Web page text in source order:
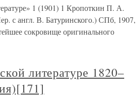
1 (1901) 1 Кропоткин П. А.
с англ. В. Батуринского.) СПб, 1907,
сокровище оригинального
литературе 1820–